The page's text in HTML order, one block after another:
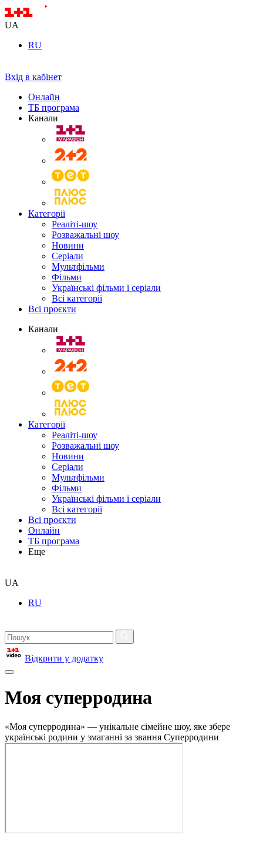
UA
RU
Вхід в кабінет
Онлайн
ТБ програма
Канали
Категорії
Реаліті-шоу
Розважальні шоу
Новини
Серіали
Мультфільми
Фільми
Українські фільми і серіали
Всі категорії
Всі проєкти
Канали
Категорії
Реаліті-шоу
Розважальні шоу
Новини
Серіали
Мультфільми
Фільми
Українські фільми і серіали
Всі категорії
Всі проєкти
Онлайн
ТБ програма
Еще
UA
RU
Відкрити у додатку
Моя суперродина
«Моя суперродина» — унікальне сімейне шоу, яке збере
українські родини у змаганні за звання Суперродини